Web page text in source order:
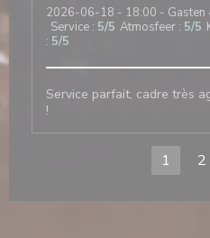
2026-06-18 - 18:00 - Gasten
Service : 5/5 Atmosfeer : 5/5
: 5/5
Service parfait, cadre très
!
1 2